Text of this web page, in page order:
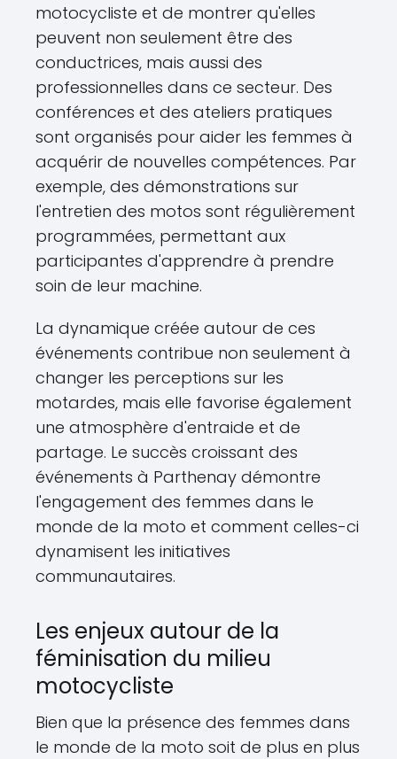
motocycliste et de montrer qu'elles
peuvent non seulement être des
conductrices, mais aussi des
professionnelles dans ce secteur. Des
conférences et des ateliers pratiques
sont organisés pour aider les femmes à
acquérir de nouvelles compétences. Par
exemple, des démonstrations sur
l'entretien des motos sont régulièrement
programmées, permettant aux
participantes d'apprendre à prendre
soin de leur machine.
La dynamique créée autour de ces
événements contribue non seulement à
changer les perceptions sur les
motardes, mais elle favorise également
une atmosphère d'entraide et de
partage. Le succès croissant des
événements à Parthenay démontre
l'engagement des femmes dans le
monde de la moto et comment celles-ci
dynamisent les initiatives
communautaires.
Les enjeux autour de la
féminisation du milieu
motocycliste
Bien que la présence des femmes dans
le monde de la moto soit de plus en plus